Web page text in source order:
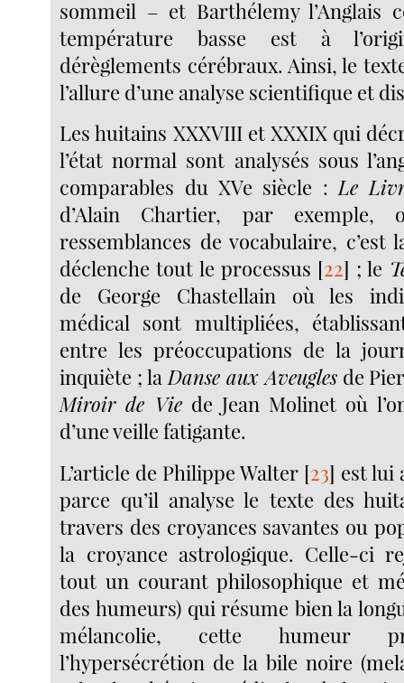
sommeil – et Barthélemy l’Anglais
température basse est à
dérèglements cérébraux. Ainsi, le
l’allure d’une analyse scientifique et
Les huitains XXXVIII et XXXIX qui
l’état normal sont analysés sous
comparables du XVe siècle :Le
d’Alain Chartier, par exemple,
ressemblances de vocabulaire, c’est
déclenche tout le processus [22] ; le
de George Chastellain où les
médical sont multipliées,
entre les préoccupations de la
inquiète ; laDanse aux Aveuglesde
Miroir de Viede Jean Molinet où
d’une veille fatigante.
L’article de Philippe Walter [23] est lui
parce qu’il analyse le texte des
travers des croyances savantes ou
la croyance astrologique. Celle-ci
tout un courant philosophique et
des humeurs) qui résume bien la
mélancolie, cette humeur
l’hypersécrétion de la bile noire